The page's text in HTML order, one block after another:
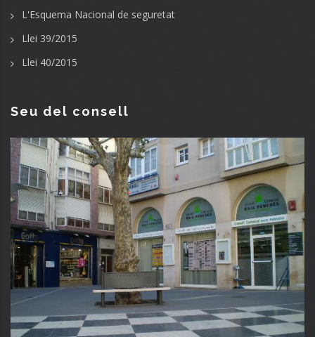
L'Esquema Nacional de seguretat
Llei 39/2015
Llei 40/2015
Seu del consell